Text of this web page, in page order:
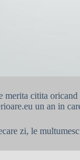
merita citita oricand
un an in
zi, le